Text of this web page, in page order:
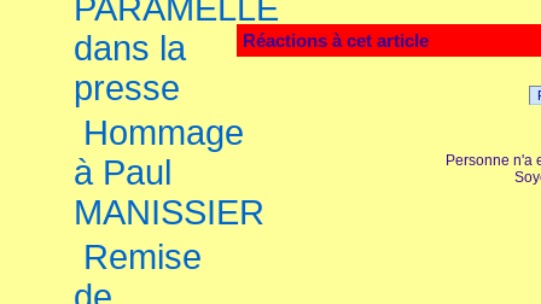
PARAMELLE
dans la
presse
Hommage
à Paul
MANISSIER
Remise
Réactions à cet article
Personne n'a